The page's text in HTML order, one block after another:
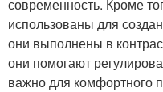
современность. Кроме
использованы для
они выполнены в
они помогают
важно для комфортного